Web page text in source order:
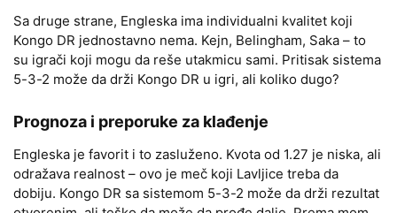
Sa druge strane, Engleska ima individualni kvalitet koji
Kongo DR jednostavno nema. Kejn, Belingham, Saka – to
su igrači koji mogu da reše utakmicu sami. Pritisak sistema
5-3-2 može da drži Kongo DR u igri, ali koliko dugo?
Prognoza i preporuke za klađenje
Engleska je favorit i to zasluženo. Kvota od 1.27 je niska, ali
odražava realnost – ovo je meč koji Lavljice treba da
dobiju. Kongo DR sa sistemom 5-3-2 može da drži rezultat